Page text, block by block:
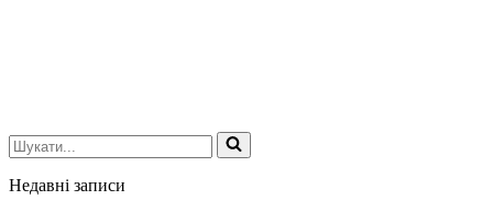
Шукати...
Недавні записи